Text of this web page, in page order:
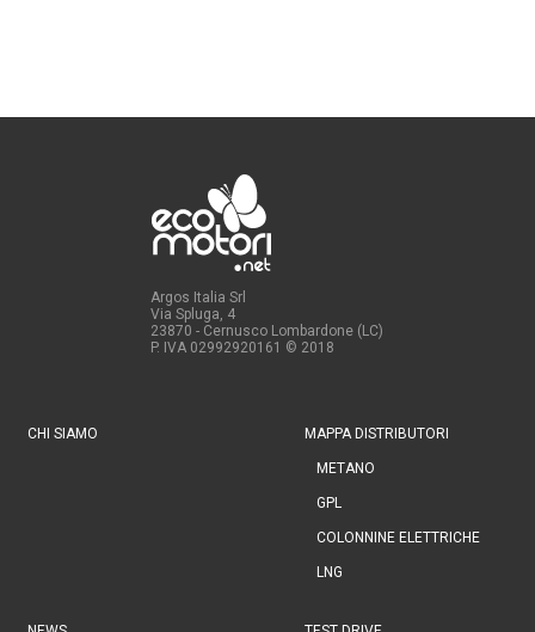
Argos Italia Srl
Via Spluga, 4
23870 - Cernusco Lombardone (LC)
P. IVA 02992920161 © 2018
CHI SIAMO MAPPA DISTRIBUTORI
METANO
GPL
COLONNINE ELETTRICHE
LNG